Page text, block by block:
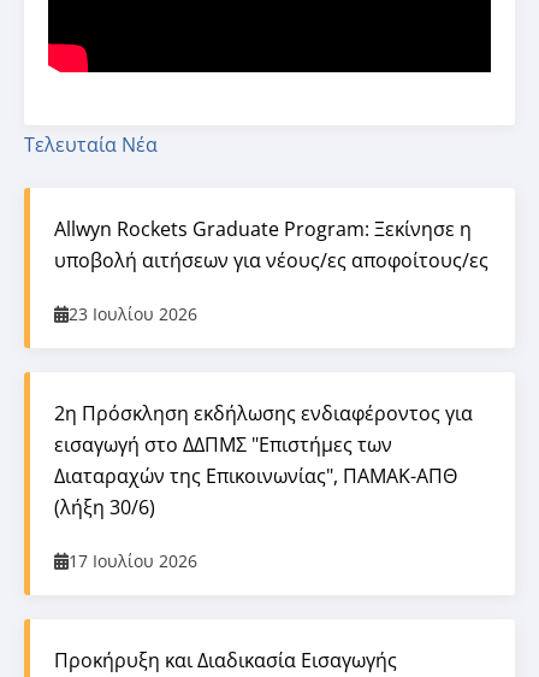
Τελευταία Νέα
Allwyn Rockets Graduate Program: Ξεκίνησε η
υποβολή αιτήσεων για νέους/ες αποφοίτους/ες
23 Ιουλίου 2026
2η Πρόσκληση εκδήλωσης ενδιαφέροντος για
εισαγωγή στο ΔΔΠΜΣ "Επιστήμες των
Διαταραχών της Επικοινωνίας", ΠΑΜΑΚ-ΑΠΘ
(λήξη 30/6)
17 Ιουλίου 2026
Προκήρυξη και Διαδικασία Εισαγωγής